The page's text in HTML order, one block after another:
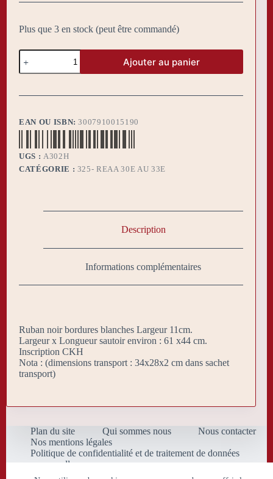
Plus que 3 en stock (peut être commandé)
quantité
de
Sautoir
CKH
Ajouter au panier
EAN OU ISBN:3007910015190
UGS : A302H
CATÉGORIE : 325- REAA 30E AU 33E
Description
Informations complémentaires
Ruban noir bordures blanches Largeur 11cm.
Largeur x Longueur sautoir environ : 61 x44 cm.
Inscription CKH
Nota : (dimensions transport : 34x28x2 cm dans sachet
transport)
Plan du site Qui sommes nous
Nous contacter
Nos mentions légales
Politique de confidentialité et de traitement de données
personnelles
Conditions Générales de Vente